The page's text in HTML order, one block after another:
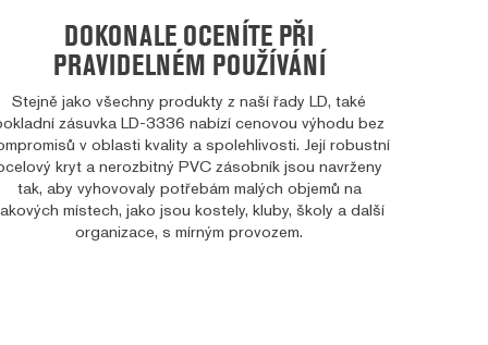
DOKONALE OCENÍTE PŘI
PRAVIDELNÉM POUŽÍVÁNÍ
Stejně jako všechny produkty z naší řady LD, také
zásuvka LD-3336 nabízí cenovou výhodu bez
v oblasti kvality a spolehlivosti. Její robustní
kryt a nerozbitný PVC zásobník jsou navrženy
tak, aby vyhovovaly potřebám malých objemů na
místech, jako jsou kostely, kluby, školy a další
organizace, s mírným provozem.